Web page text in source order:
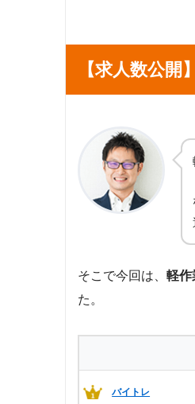
【求人数公
そこで今回は、 軽作
た。
バイトレ